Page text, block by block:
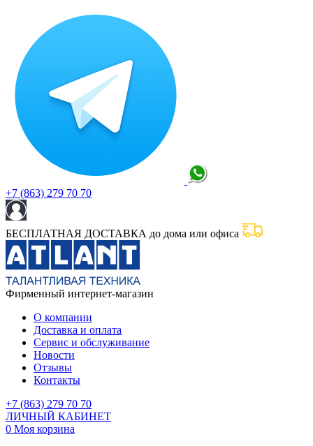
+7 (863) 279 70 70
БЕСПЛАТНАЯ ДОСТАВКА до дома или офиса
Фирменный интернет-магазин
О компании
Доставка и оплата
Сервис и обслуживание
Новости
Отзывы
Контакты
+7 (863) 279 70 70
ЛИЧНЫЙ КАБИНЕТ
0 Моя корзина